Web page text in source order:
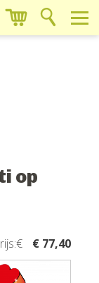
op
€ 77,40